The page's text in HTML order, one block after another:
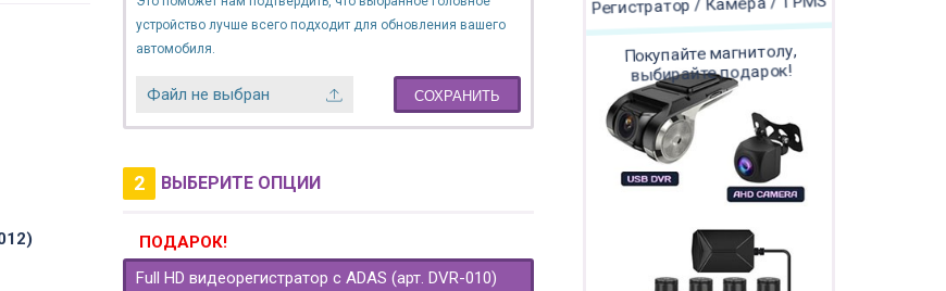
устройство лучше всего подходит для обновления вашего
автомобиля.
Файл не выбран СОХРАНИТЬ
2 ВЫБЕРИТЕ ОПЦИИ
ПОДАРОК!
Full HD видеорегистратор с ADAS (арт. DVR-010)
Регистратор / Камера / TPMS
Покупайте магнитолу,
выбирайте подарок!